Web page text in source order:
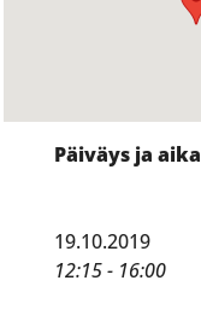
Päiväys ja aika
19.10.2019
12:15 - 16:00